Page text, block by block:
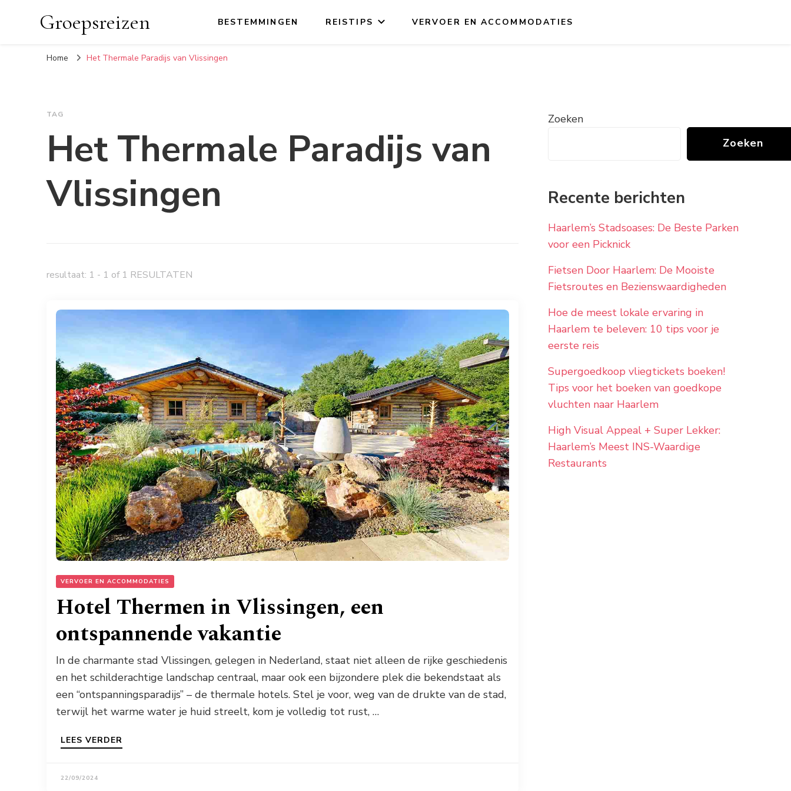
Groepsreizen BESTEMMINGEN REISTIPS VERVOER EN ACCOMMODATIES
Home Het Thermale Paradijs van Vlissingen
TAG
Het Thermale Paradijs van
Vlissingen
resultaat: 1 - 1 of 1 RESULTATEN
VERVOER EN ACCOMMODATIES
Hotel Thermen in Vlissingen, een
ontspannende vakantie
In de charmante stad Vlissingen, gelegen in Nederland, staat niet alleen de rijke geschiedenis
en het schilderachtige landschap centraal, maar ook een bijzondere plek die bekendstaat als
een “ontspanningsparadijs” – de thermale hotels. Stel je voor, weg van de drukte van de stad,
terwijl het warme water je huid streelt, kom je volledig tot rust, …
LEES VERDER
22/09/2024
Zoeken
Zoeken
Recente berichten
Haarlem’s Stadsoases: De Beste Parken
voor een Picknick
Fietsen Door Haarlem: De Mooiste
Fietsroutes en Bezienswaardigheden
Hoe de meest lokale ervaring in
Haarlem te beleven: 10 tips voor je
eerste reis
Supergoedkoop vliegtickets boeken!
Tips voor het boeken van goedkope
vluchten naar Haarlem
High Visual Appeal + Super Lekker:
Haarlem’s Meest INS-Waardige
Restaurants